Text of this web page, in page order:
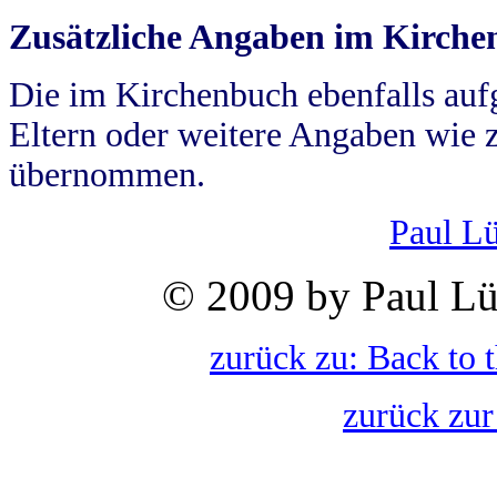
Zusätzliche Angaben im
Die im Kirchenbuch ebenfalls
Eltern oder weitere Angaben wie
übernommen.
Paul
© 2009 by Paul
zurück zu: Back to
zurück